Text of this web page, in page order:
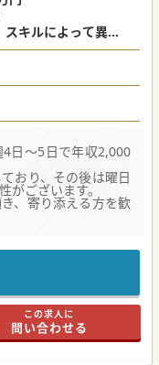
キルによって異な
日～5日で年収2,000
おり、その後は曜日
がございます。
、寄り添える方を歓
です。
3人体制です。
です。
この求人に
問い合わせる